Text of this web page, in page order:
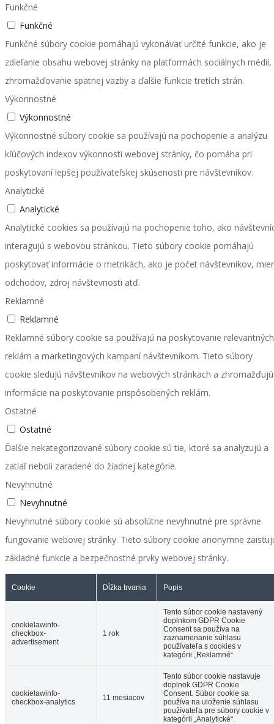
Funkčné
Funkčné
Funkčné súbory cookie pomáhajú vykonávať určité funkcie, ako je
zdieľanie obsahu webovej stránky na platformách sociálnych médií,
zhromažďovanie spätnej väzby a ďalšie funkcie tretích strán.
Výkonnostné
Výkonnostné
Výkonnostné súbory cookie sa používajú na pochopenie a analýzu
kľúčových indexov výkonnosti webovej stránky, čo pomáha pri
poskytovaní lepšej používateľskej skúsenosti pre návštevníkov.
Analytické
Analytické
Analytické cookies sa používajú na pochopenie toho, ako
interagujú s webovou stránkou. Tieto súbory cookie pomáhajú
poskytovať informácie o metrikách, ako je počet návštevníkov,
odchodov, zdroj návštevnosti atď.
Reklamné
Reklamné
Reklamné súbory cookie sa používajú na poskytovanie relevantných
reklám a marketingových kampaní návštevníkom. Tieto súbory
cookie sledujú návštevníkov na webových stránkach a zhromažďujú
informácie na poskytovanie prispôsobených reklám.
Ostatné
Ostatné
Ďalšie nekategorizované súbory cookie sú tie, ktoré sa analyzujú a
zatiaľ neboli zaradené do žiadnej kategórie.
Nevyhnutné
Nevyhnutné
Nevyhnutné súbory cookie sú absolútne nevyhnutné pre správne
fungovanie webovej stránky. Tieto súbory cookie anonymne
základné funkcie a bezpečnostné prvky webovej stránky.
Cookie Dĺžka trvania Popis
cookielawinfo-
checkbox-
advertisement
1 rok
Tento súbor cookie nastavený
doplnkom GDPR Cookie
Consent sa používa na
zaznamenanie súhlasu
používateľa s cookies v
kategórii „Reklamné“.
cookielawinfo-
checkbox-analytics
11 mesiacov
Tento súbor cookie nastavuje
doplnok GDPR Cookie
Consent. Súbor cookie sa
používa na uloženie súhlasu
používateľa pre súbory cookie v
kategórii „Analytické“.